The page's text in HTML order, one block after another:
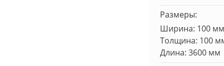
Размеры:
Ширина: 100 мм
Толщина: 100
Длина: 3600 мм